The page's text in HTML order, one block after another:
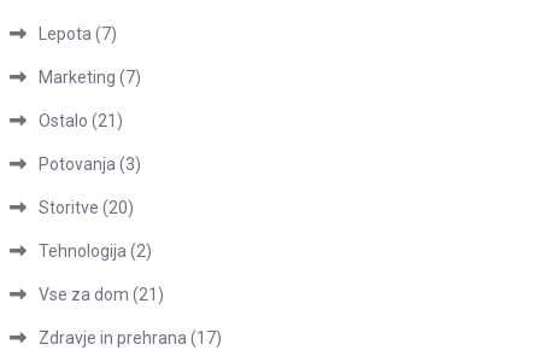
Lepota (7)
Marketing (7)
Ostalo (21)
Potovanja (3)
Storitve (20)
Tehnologija (2)
Vse za dom (21)
Zdravje in prehrana (17)